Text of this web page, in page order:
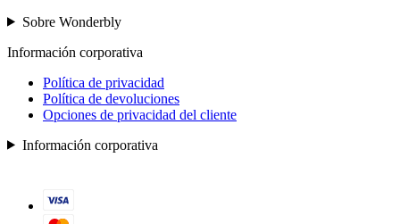
Sobre Wonderbly
Información corporativa
Política de privacidad
Política de devoluciones
Opciones de privacidad del cliente
Información corporativa